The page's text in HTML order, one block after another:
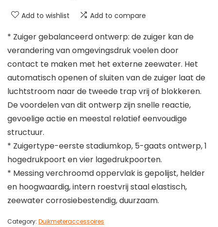
Add to wishlist Add to compare
* Zuiger gebalanceerd ontwerp: de zuiger kan de
verandering van omgevingsdruk voelen door
contact te maken met het externe zeewater. Het
automatisch openen of sluiten van de zuiger laat de
luchtstroom naar de tweede trap vrij of blokkeren.
De voordelen van dit ontwerp zijn snelle reactie,
gevoelige actie en meestal relatief eenvoudige
structuur.
* Zuigertype-eerste stadiumkop, 5-gaats ontwerp, 1
hogedrukpoort en vier lagedrukpoorten.
* Messing verchroomd oppervlak is gepolijst, helder
en hoogwaardig, intern roestvrij staal elastisch,
zeewater corrosiebestendig, duurzaam.
Category: Duikmeteraccessoires